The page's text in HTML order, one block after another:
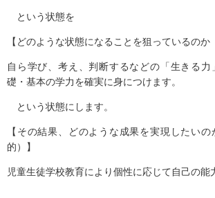
という状態を
【どのような状態になることを狙っているのか
自ら学び、考え、判断するなどの「生きる
礎・基本の学力を確実に身につけます。
という状態にします。
【その結果、どのような成果を実現したい
的）】
児童生徒学校教育により個性に応じて自己の能